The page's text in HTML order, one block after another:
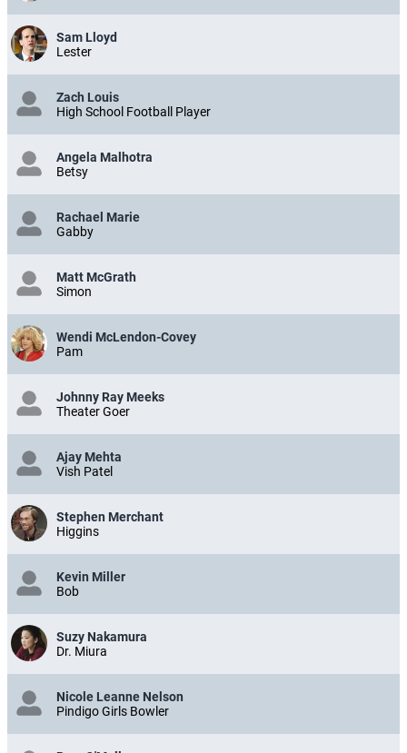
Sam Lloyd
Lester
Zach Louis
High School Football Player
Angela Malhotra
Betsy
Rachael Marie
Gabby
Matt McGrath
Simon
Wendi McLendon-Covey
Pam
Johnny Ray Meeks
Theater Goer
Ajay Mehta
Vish Patel
Stephen Merchant
Higgins
Kevin Miller
Bob
Suzy Nakamura
Dr. Miura
Nicole Leanne Nelson
Pindigo Girls Bowler